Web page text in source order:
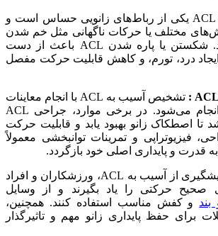
یکی از رباط‌های زانویی حساس است و
مختلف یا حرکات ناگهانی مثل خم شدن
زیاد زانو آسیب ببیند. شکستن یا پاره شدن ACL باعث از دست
ایجاد درد، تورم، و کاهش قابلیت حرکت مفصل
تشخیص آسیب به ACL با انجام معاینات
تصویری مثل MRI انجام می‌شود. در برخی موارد، جراحی ACL
تا اصطکاک زانو بهبود یابد و قابلیت حرکت
فیزیوتراپی و تمرینات توانبخشی معمولاً
به قدرت و پایداری اصلی خود بازگردد.
برای پیشگیری از آسیب به ACL، ورزشکاران و افراد
صحیح حرکتی را یاد بگیرند و از وسایل
بند و کفش مناسب استفاده کنند. همچنین،
برای حفظ پایداری زانو مهم و تاثیرگذار